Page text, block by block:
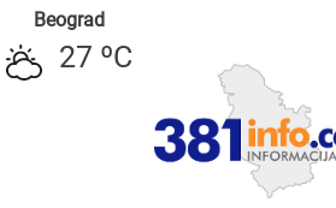
Beograd
27 ºC